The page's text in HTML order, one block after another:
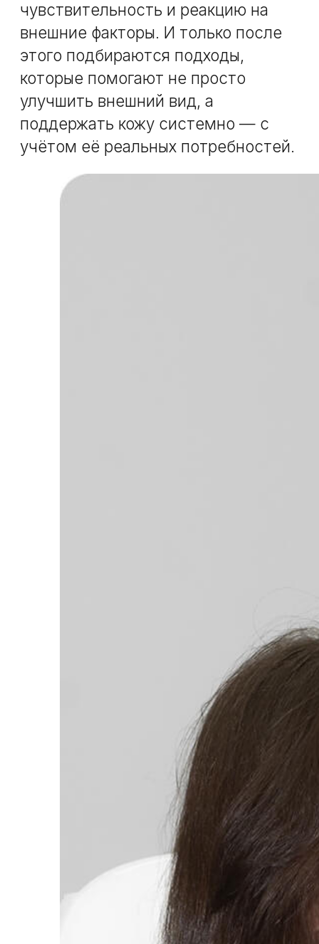
шагов.
Не нужно разбираться в названиях
методик и назначать их себе
самостоятельно — просто
запишитесь на консультацию.